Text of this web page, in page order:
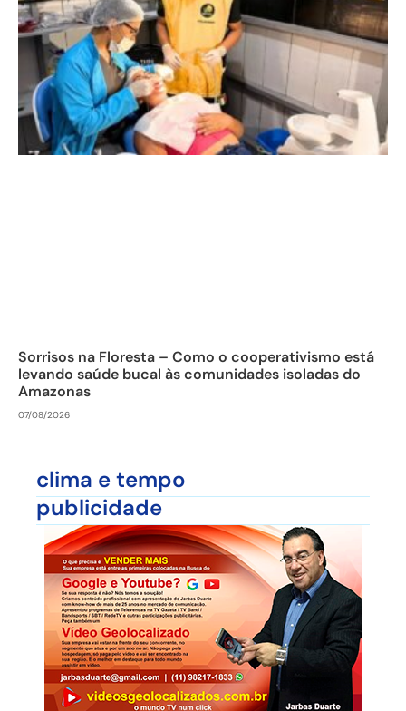
Sorrisos na Floresta – Como o cooperativismo está
levando saúde bucal às comunidades isoladas do
Amazonas
07/08/2026
clima e tempo
publicidade